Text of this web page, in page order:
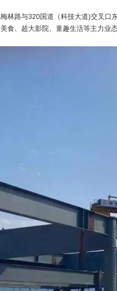
路与320国道（科技大道)交叉口
食、超大影院、童趣生活等主力业